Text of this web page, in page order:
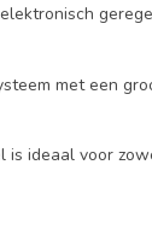
met een
ideaal voor